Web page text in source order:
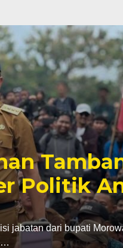
Politik
jabatan dari bupati